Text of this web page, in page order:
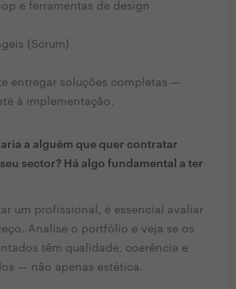
e ferramentas de design
(Scrum)
entregar soluções completas —
à implementação.
a alguém que quer contratar
sector? Há algo fundamental a ter
um profissional, é essencial avaliar
Analise o portfólio e veja se os
têm qualidade, coerência e
— não apenas estética.